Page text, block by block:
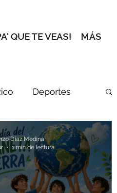
QUE TE VEAS! MÁS
Deportes
del Editor
Diaz Medina
1 min de lectura